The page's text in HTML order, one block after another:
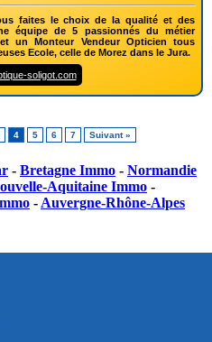
faites le choix de la qualité et des
équipe de 5 passionnés du métier
un Monteur Vendeur Opticien tous
Ecole, celle de Morez dans le Jura.
soligot.com
4 5 6 7 Suivant »
- Bretagne Immo - Normandie
Aquitaine Immo -
- Auvergne-Rhône-Alpes